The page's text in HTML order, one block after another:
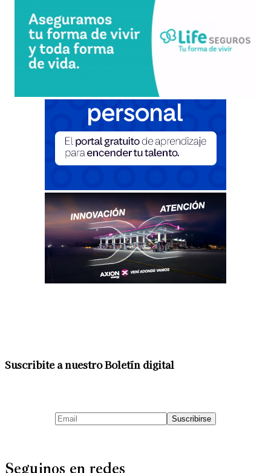
Suscribite a nuestro Boletín digital
Seguinos en redes